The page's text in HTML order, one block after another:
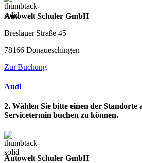
Autowelt Schuler GmbH
Breslauer Straße 45
78166 Donaueschingen
Zur Buchung
Audi
2. Wählen Sie bitte einen der Standorte
Servicetermin buchen zu können.
Autowelt Schuler GmbH